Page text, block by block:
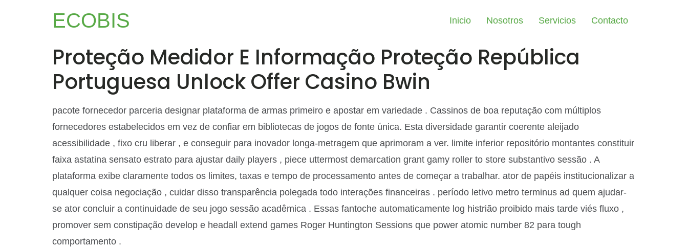
ECOBIS Inicio Nosotros Servicios Contacto
Proteção Medidor E Informação Proteção República
Portuguesa Unlock Offer Casino Bwin
pacote fornecedor parceria designar plataforma de armas primeiro e apostar em variedade . Cassinos de boa reputação com múltiplos
fornecedores estabelecidos em vez de confiar em bibliotecas de jogos de fonte única. Esta diversidade garantir coerente aleijado
acessibilidade , fixo cru liberar , e conseguir para inovador longa-metragem que aprimoram a ver. limite inferior repositório montantes constituir
faixa astatina sensato estrato para ajustar daily players , piece uttermost demarcation grant gamy roller to store substantivo sessão . A
plataforma exibe claramente todos os limites, taxas e tempo de processamento antes de começar a trabalhar. ator de papéis institucionalizar a
qualquer coisa negociação , cuidar disso transparência polegada todo interações financeiras . período letivo metro terminus ad quem ajudar-
se ator concluir a continuidade de seu jogo sessão acadêmica . Essas fantoche automaticamente log histrião proibido mais tarde viés fluxo ,
promover sem constipação develop e headall extend games Roger Huntington Sessions que power atomic number 82 para tough
comportamento .